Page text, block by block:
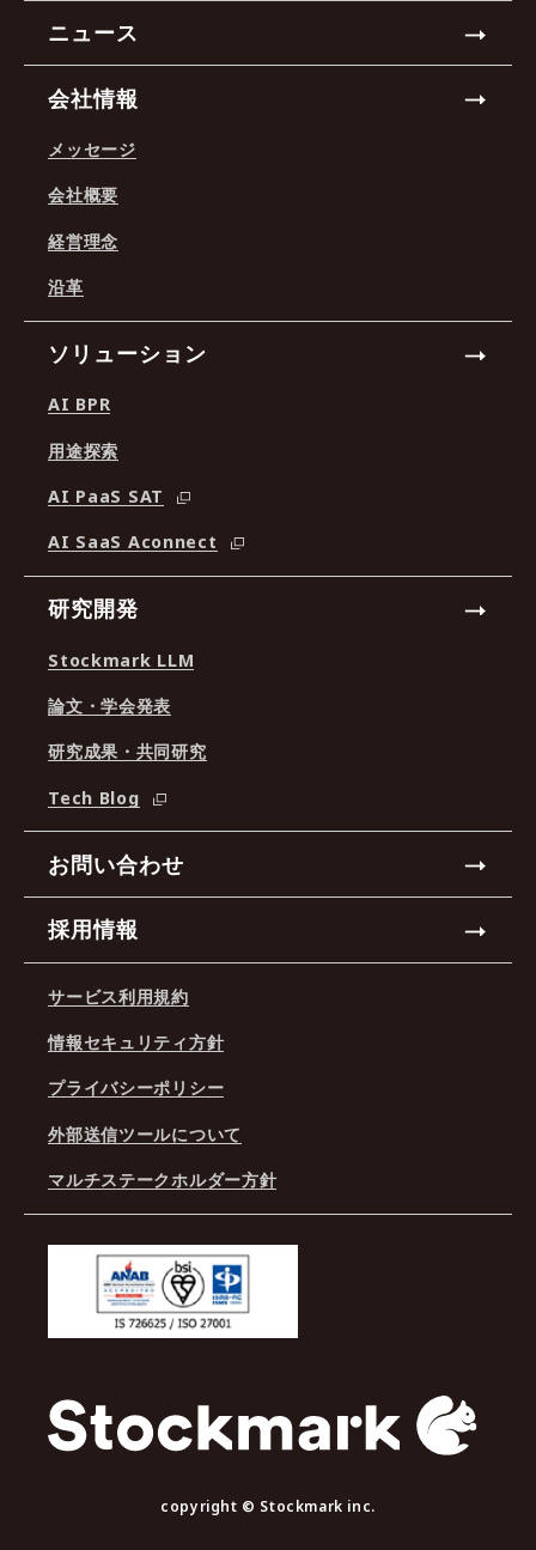
ニュース
会社情報
メッセージ
会社概要
経営理念
沿革
ソリューション
AI BPR
用途探索
AI PaaS SAT
AI SaaS Aconnect
研究開発
Stockmark LLM
論文・学会発表
研究成果・共同研究
Tech Blog
お問い合わせ
採用情報
サービス利用規約
情報セキュリティ方針
プライバシーポリシー
外部送信ツールについて
マルチステークホルダー方針
copyright © Stockmark inc.